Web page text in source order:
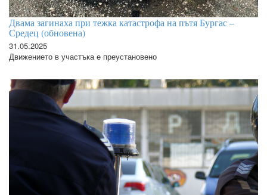
Двама загинаха при тежка катастрофа на пътя Бургас –
Средец (обновена)
31.05.2025
Движението в участъка е преустановено